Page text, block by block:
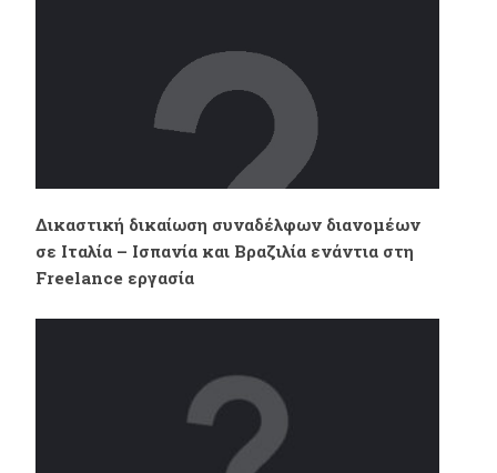
γραφεία της efood
Δικαστική δικαίωση συναδέλφων διανομέων
σε Ιταλία – Ισπανία και Βραζιλία ενάντια στη
Freelance εργασία